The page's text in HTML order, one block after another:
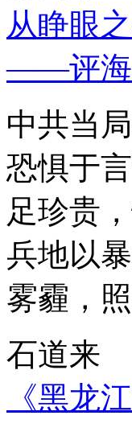
从睁眼
——评海
中共当
恐惧于
足珍贵
兵地以
雾霾，
石道来
《黑龙